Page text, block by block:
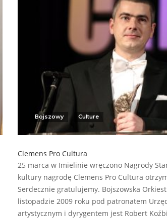
Bojszowy Culture
Clemens Pro Cultura
25 marca w Imielinie wręczono Nagrody
kultury nagrodę Clemens Pro Cultura
Serdecznie gratulujemy. Bojszowska
listopadzie 2009 roku pod patronatem
artystycznym i dyrygentem jest Robert